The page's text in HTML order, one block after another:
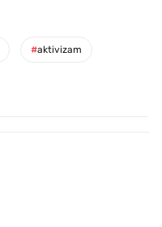
#aktivizam